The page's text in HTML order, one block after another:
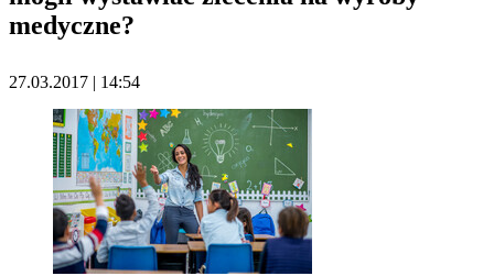
medyczne?
27.03.2017 | 14:54